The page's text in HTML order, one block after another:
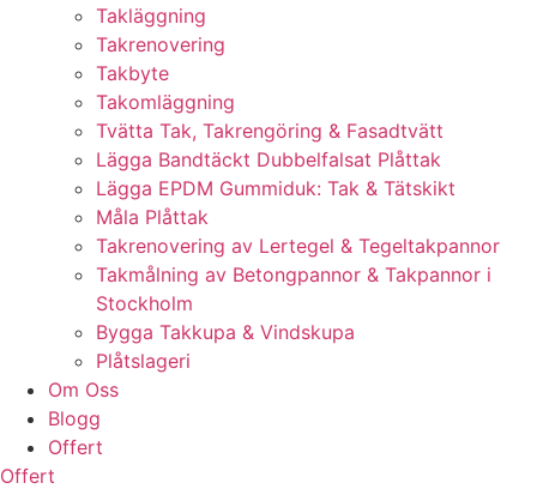
Takläggning
Takrenovering
Takbyte
Takomläggning
Tvätta Tak, Takrengöring & Fasadtvätt
Lägga Bandtäckt Dubbelfalsat Plåttak
Lägga EPDM Gummiduk: Tak & Tätskikt
Måla Plåttak
Takrenovering av Lertegel & Tegeltakpannor
Takmålning av Betongpannor & Takpannor i
Stockholm
Bygga Takkupa & Vindskupa
Plåtslageri
Om Oss
Blogg
Offert
Offert